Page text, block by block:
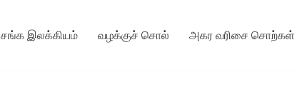
சங்க இலக்கியம் வழக்குச் சொல் அகர வரிசை சொற்கள்